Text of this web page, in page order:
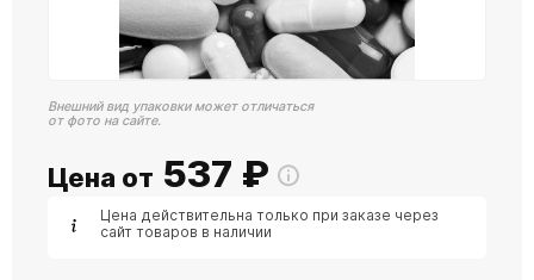
Внешний вид упаковки может отличаться
от фото на сайте.
Цена от 537 ₽
Цена действительна только при заказе через
сайт товаров в наличии